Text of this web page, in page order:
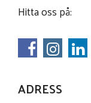
Hitta oss på:
ADRESS